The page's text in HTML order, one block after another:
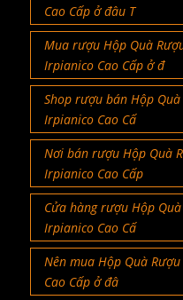
Cao Cấp ở đâu T
Mua rượu Hộp Quà
Irpianico Cao Cấp ở đ
Shop rượu bán Hộp
Irpianico Cao Cấ
Nơi bán rượu Hộp Quà
Irpianico Cao Cấp
Cửa hàng rượu Hộp
Irpianico Cao Cấ
Nên mua Hộp Quà
Cao Cấp ở đâ